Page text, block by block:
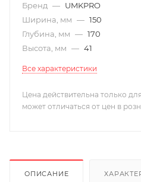
Бренд — UMKPRO
Ширина, мм — 150
Глубина, мм — 170
Высота, мм — 41
Все характеристики
Цена действительна только
может отличаться от цен в
ОПИСАНИЕ